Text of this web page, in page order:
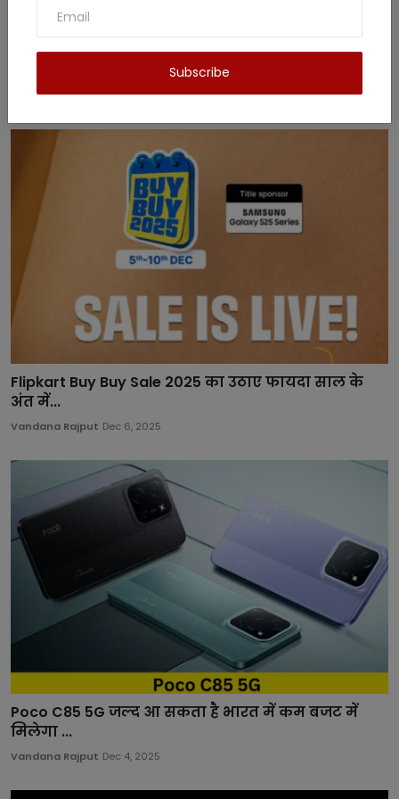
Subscribe
Related Posts
Flipkart Buy Buy Sale 2025 का उठाए फायदा साल के
अंत में...
Vandana Rajput Dec 6, 2025
Poco C85 5G जल्द आ सकता है भारत में कम बजट में
मिलेगा ...
Vandana Rajput Dec 4, 2025